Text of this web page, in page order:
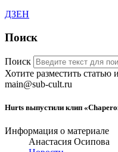
ДЗЕН
Поиск
Поиск
Хотите разместить статью
main@sub-cult.ru
Hurts выпустили клип
Информация о материале
Анастасия Осипова